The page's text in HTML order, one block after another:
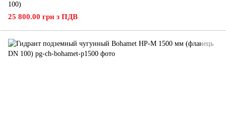
100)
25 800.00 грн з ПДВ